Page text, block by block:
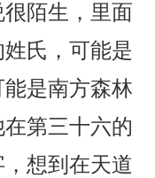
陌生，里面
氏，可能是
是南方森林
第三十六的
想到在天道